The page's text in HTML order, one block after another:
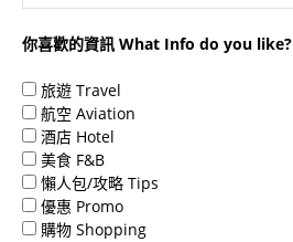
你喜歡的資訊 What Info do you like?
旅遊 Travel
航空 Aviation
酒店 Hotel
美食 F&B
懶人包/攻略 Tips
優惠 Promo
購物 Shopping